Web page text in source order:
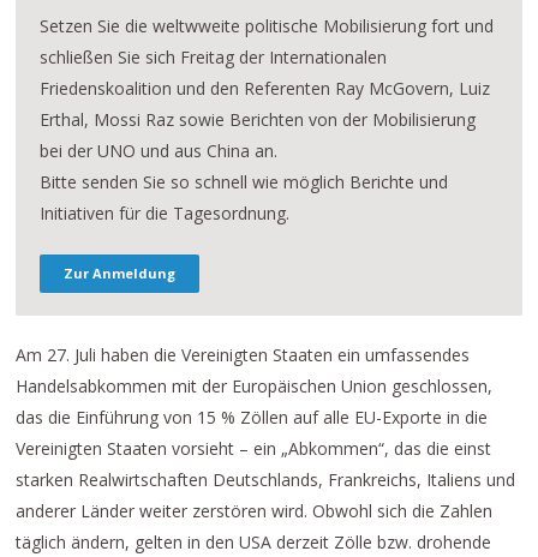
Setzen Sie die weltwweite politische Mobilisierung fort und
schließen Sie sich Freitag der Internationalen
Friedenskoalition und den Referenten Ray McGovern, Luiz
Erthal, Mossi Raz sowie Berichten von der Mobilisierung
bei der UNO und aus China an.
Bitte senden Sie so schnell wie möglich Berichte und
Initiativen für die Tagesordnung.
Zur Anmeldung
Am 27. Juli haben die Vereinigten Staaten ein umfassendes
Handelsabkommen mit der Europäischen Union geschlossen,
das die Einführung von 15 % Zöllen auf alle EU-Exporte in die
Vereinigten Staaten vorsieht – ein „Abkommen“, das die einst
starken Realwirtschaften Deutschlands, Frankreichs, Italiens und
anderer Länder weiter zerstören wird. Obwohl sich die Zahlen
täglich ändern, gelten in den USA derzeit Zölle bzw. drohende